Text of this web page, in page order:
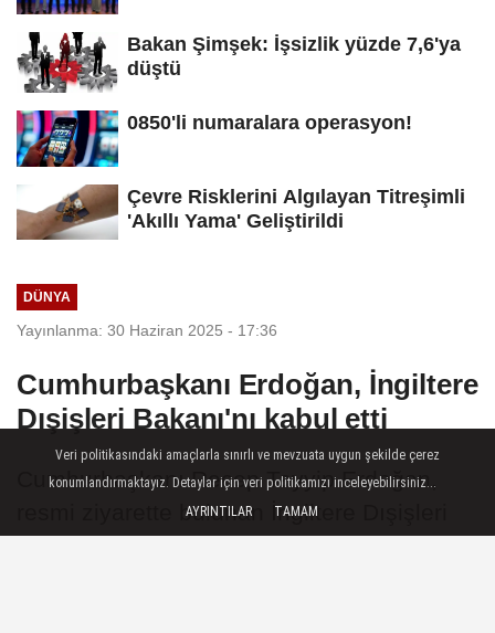
Bakan Şimşek: İşsizlik yüzde 7,6'ya
düştü
0850'li numaralara operasyon!
Çevre Risklerini Algılayan Titreşimli
'Akıllı Yama' Geliştirildi
DÜNYA
Yayınlanma: 30 Haziran 2025 - 17:36
Cumhurbaşkanı Erdoğan, İngiltere
Dışişleri Bakanı'nı kabul etti
Cumhurbaşkanı Recep Tayyip Erdoğan,
resmi ziyarette bulunan İngiltere Dışişleri
Veri politikasındaki amaçlarla sınırlı ve mevzuata uygun şekilde çerez
konumlandırmaktayız. Detaylar için veri politikamızı inceleyebilirsiniz...
AYRINTILAR
TAMAM